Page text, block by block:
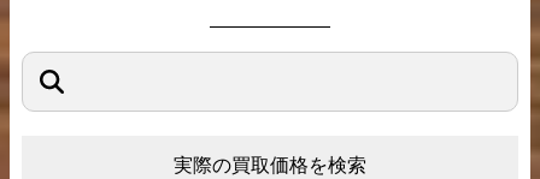
実際の買取価格を検索